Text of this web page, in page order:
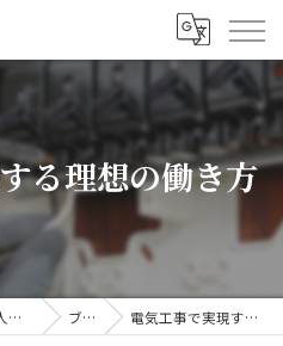
る理想の働き方
兵庫県神戸市で電気工事の求人なら株式会社ライトアップ ブログ 電気工事で実現する理想の働き方